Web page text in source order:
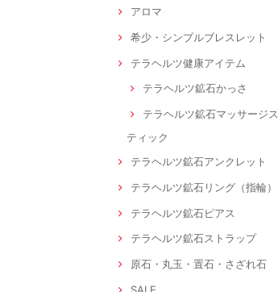
アロマ
希少・シンプルブレスレット
テラヘルツ健康アイテム
テラヘルツ鉱石かっさ
テラヘルツ鉱石マッサージス
ティック
テラヘルツ鉱石アンクレット
テラヘルツ鉱石リング（指輪）
テラヘルツ鉱石ピアス
テラヘルツ鉱石ストラップ
原石・丸玉・置石・さざれ石
SALE